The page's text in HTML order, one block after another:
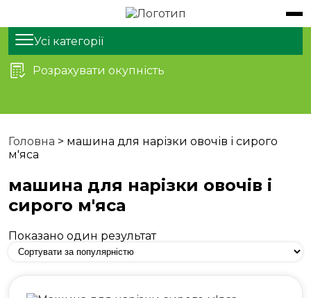
Обладнання
Послуги
Про нас
Усі категорії
Розрахувати окупність
Головна > машина для нарізки овочів і сирого
м'яса
машина для нарізки овочів і
сирого м'яса
Показано один результат